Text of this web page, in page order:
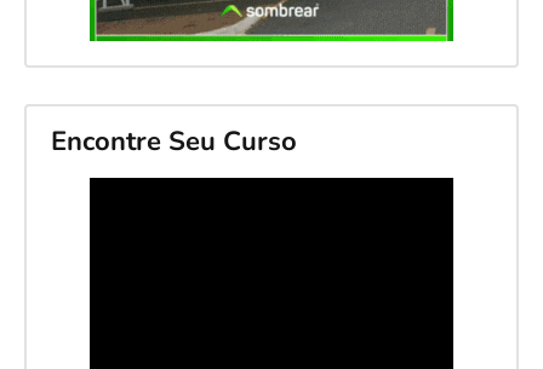
Encontre Seu Curso